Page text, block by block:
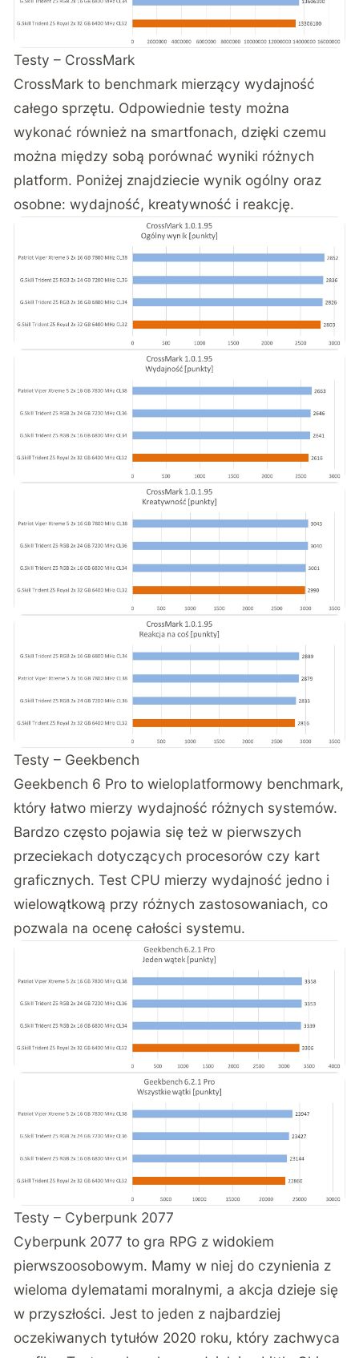
Testy – CrossMark
CrossMark to benchmark mierzący wydajność
całego sprzętu. Odpowiednie testy można
wykonać również na smartfonach, dzięki czemu
można między sobą porównać wyniki różnych
platform. Poniżej znajdziecie wynik ogólny oraz
osobne: wydajność, kreatywność i reakcję.
Testy – Geekbench
Geekbench 6 Pro to wieloplatformowy benchmark,
który łatwo mierzy wydajność różnych systemów.
Bardzo często pojawia się też w pierwszych
przeciekach dotyczących procesorów czy kart
graficznych. Test CPU mierzy wydajność jedno i
wielowątkową przy różnych zastosowaniach, co
pozwala na ocenę całości systemu.
Testy – Cyberpunk 2077
Cyberpunk 2077 to gra RPG z widokiem
pierwszoosobowym. Mamy w niej do czynienia z
wieloma dylematami moralnymi, a akcja dzieje się
w przyszłości. Jest to jeden z najbardziej
oczekiwanych tytułów 2020 roku, który zachwyca